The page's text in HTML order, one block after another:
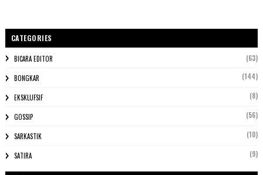
CATEGORIES
BICARA EDITOR (63)
BONGKAR (144)
EKSKLUFSIF (8)
GOSSIP (56)
SARKASTIK (10)
SATIRA (9)